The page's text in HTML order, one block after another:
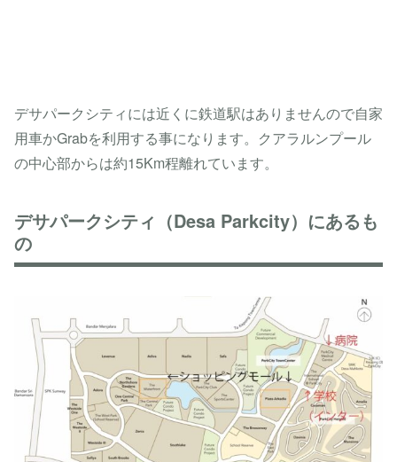
デサパークシティには近くに鉄道駅はありませんので自家
用車かGrabを利用する事になります。クアラルンプール
の中心部からは約15Km程離れています。
デサパークシティ（Desa Parkcity）にあるも
の